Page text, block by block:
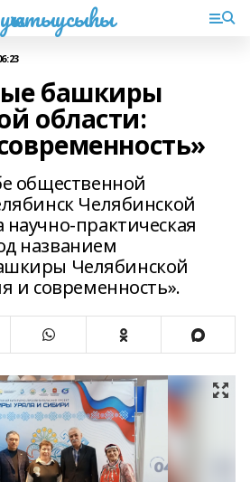
башкиры
области:
общественной
Челябинской
практическая
названием
Челябинской
и современность».